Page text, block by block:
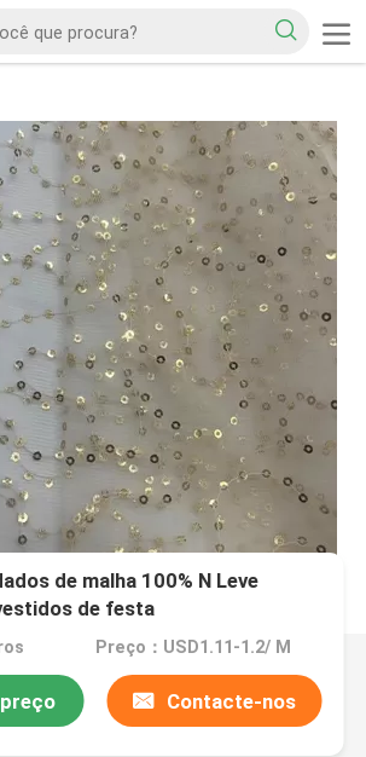
de malha 100% N Leve
de festa
Preço：USD1.11-1.2/ M
Contacte-nos